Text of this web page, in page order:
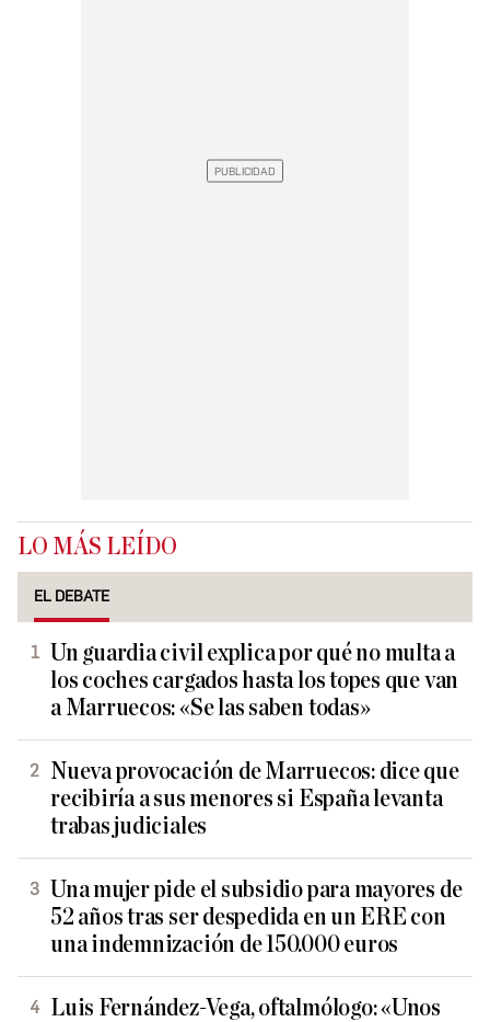
LO MÁS LEÍDO
EL DEBATE
Un guardia civil explica por qué no multa a
los coches cargados hasta los topes que van
a Marruecos: «Se las saben todas»
Nueva provocación de Marruecos: dice que
recibiría a sus menores si España levanta
trabas judiciales
Una mujer pide el subsidio para mayores de
52 años tras ser despedida en un ERE con
una indemnización de 150.000 euros
Luis Fernández-Vega, oftalmólogo: «Unos